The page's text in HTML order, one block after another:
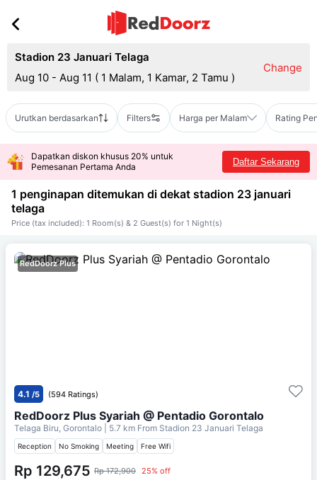
Stadion 23 Januari Telaga
Aug 10 - Aug 11 ( 1 Malam, 1 Kamar, 2 Tamu )
Change
Urutkan berdasarkan Filters Harga per Malam Rating
Dapatkan diskon khusus 20% untuk
Pemesanan Pertama Anda
Daftar Sekarang
1 penginapan ditemukan di dekat stadion 23 januari
telaga
Price (tax included): 1 Room(s) & 2 Guest(s) for 1 Night(s)
RedDoorz Plus
4.1 /5 (594 Ratings)
RedDoorz Plus Syariah @ Pentadio Gorontalo
Telaga Biru, Gorontalo | 5.7 km From Stadion 23 Januari Telaga
Reception No Smoking Meeting Free Wifi
Rp 129,675 Rp 172,900 25% off